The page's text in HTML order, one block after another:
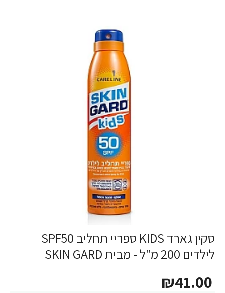
סקין גארד KIDS ספריי תחליב SPF50
לילדים 200 מ"ל - מבית SKIN GARD
₪41.00